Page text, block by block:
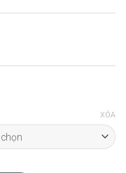
XÓA